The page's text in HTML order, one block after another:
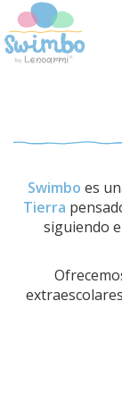
Swimbo es
Tierra
siguiendo